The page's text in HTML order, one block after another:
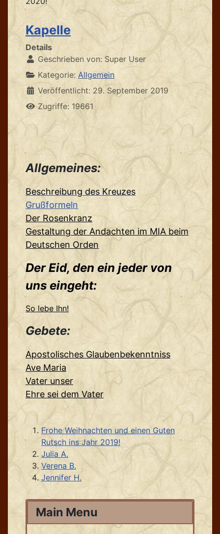
Main Menu
Kapelle
Details
Geschrieben von: Super User
Kategorie: Allgemein
Veröffentlicht: 29. September 2019
Zugriffe: 19661
Allgemeines:
Beschreibung des Kreuzes
Grußformeln
Der Rosenkranz
Gestaltung der Andachten im MIA beim
Deutschen Orden
Der Eid, den ein jeder von
uns eingeht:
So lebe Ihn!
Gebete:
Apostolisches Glaubenbekenntniss
Ave Maria
Vater unser
Ehre sei dem Vater
Frohe Weihnachten und einen Guten
Rutsch ins Jahr 2019!
Julia A.
Verena B.
Jennifer H.